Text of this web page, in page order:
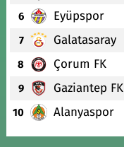
6 Eyüpspor
7 Galatasaray
8 Çorum FK
9 Gaziantep FK
10 Alanyaspor